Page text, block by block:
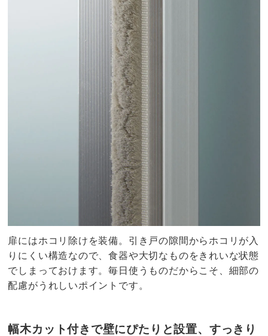
扉にはホコリ除けを装備。引き戸の隙間からホコリが入
りにくい構造なので、食器や大切なものをきれいな状態
でしまっておけます。毎日使うものだからこそ、細部の
配慮がうれしいポイントです。
幅木カット付きで壁にぴたりと設置、すっきり